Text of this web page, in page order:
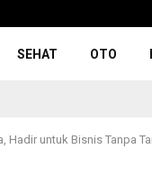
SEHAT OTO
Hadir untuk Bisnis Tanpa